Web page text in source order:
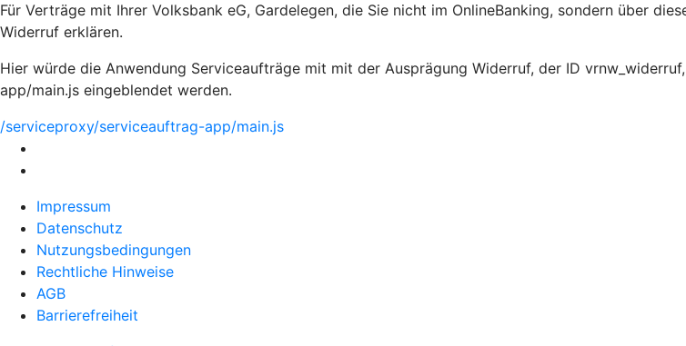
Für Verträge mit Ihrer Volksbank eG, Gardelegen, die Sie nicht im OnlineBanking, sondern über
Widerruf erklären.
Hier würde die Anwendung Serviceaufträge mit mit der Ausprägung Widerruf, der ID
app/main.js eingeblendet werden.
/serviceproxy/serviceauftrag-app/main.js
Impressum
Datenschutz
Nutzungsbedingungen
Rechtliche Hinweise
AGB
Barrierefreiheit